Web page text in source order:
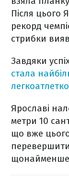
Після цього
рекорд
стрибки
Завдяки
стала
Ярославі
метри 10
що вже цього
щонайменше